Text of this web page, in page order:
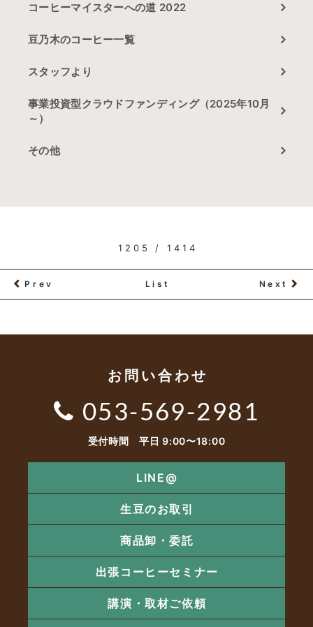
コーヒーマイスターへの道 2022
豆乃木のコーヒー一覧
スタッフより
事業投資型クラウドファンディング（2025年10月
～）
その他
1205 / 1414
Prev List Next
お問い合わせ
053-569-2981
受付時間 平日 9:00〜18:00
LINE@
生豆のお取引
商品卸・委託
出張コーヒーセミナー
講演・取材ご依頼